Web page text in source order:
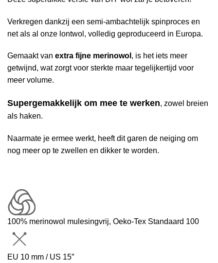
Verkregen dankzij een semi-ambachtelijk spinproces en
net als al onze lontwol, volledig geproduceerd in Europa.
Gemaakt van extra fijne merinowol , is het iets meer
getwijnd, wat zorgt voor sterkte maar tegelijkertijd voor
meer volume.
Supergemakkelijk om mee te werken, zowel breien
als haken.
Naarmate je ermee werkt, heeft dit garen de neiging om
nog meer op te zwellen en dikker te worden.
100% merinowol mulesingvrij, Oeko-Tex Standaard 100
EU 10 mm / US 15″